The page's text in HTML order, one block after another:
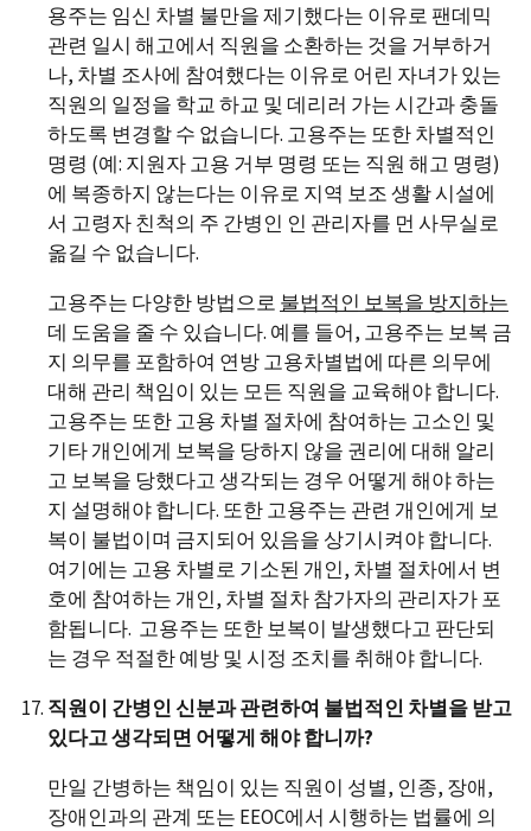
용주는 임신 차별 불만을 제기했다는 이유로 팬데믹
관련 일시 해고에서 직원을 소환하는 것을 거부하거
나, 차별 조사에 참여했다는 이유로 어린 자녀가 있는
직원의 일정을 학교 하교 및 데리러 가는 시간과 충돌
하도록 변경할 수 없습니다. 고용주는 또한 차별적인
명령 (예: 지원자 고용 거부 명령 또는 직원 해고 명령)
에 복종하지 않는다는 이유로 지역 보조 생활 시설에
서 고령자 친척의 주 간병인 인 관리자를 먼 사무실로
옮길 수 없습니다.
고용주는 다양한 방법으로 불법적인 보복을 방지하는
데 도움을 줄 수 있습니다. 예를 들어, 고용주는 보복 금
지 의무를 포함하여 연방 고용차별법에 따른 의무에
대해 관리 책임이 있는 모든 직원을 교육해야 합니다.
고용주는 또한 고용 차별 절차에 참여하는 고소인 및
기타 개인에게 보복을 당하지 않을 권리에 대해 알리
고 보복을 당했다고 생각되는 경우 어떻게 해야 하는
지 설명해야 합니다. 또한 고용주는 관련 개인에게 보
복이 불법이며 금지되어 있음을 상기시켜야 합니다.
여기에는 고용 차별로 기소된 개인, 차별 절차에서 변
호에 참여하는 개인, 차별 절차 참가자의 관리자가 포
함됩니다. 고용주는 또한 보복이 발생했다고 판단되
는 경우 적절한 예방 및 시정 조치를 취해야 합니다.
직원이 간병인 신분과 관련하여 불법적인 차별을 받고
있다고 생각되면 어떻게 해야 합니까?
만일 간병하는 책임이 있는 직원이 성별, 인종, 장애,
장애인과의 관계 또는 EEOC에서 시행하는 법률에 의